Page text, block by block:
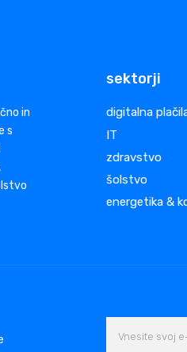
in
s
sektorji
digitalna
IT
zdravstvo
šolstvo
energetika &